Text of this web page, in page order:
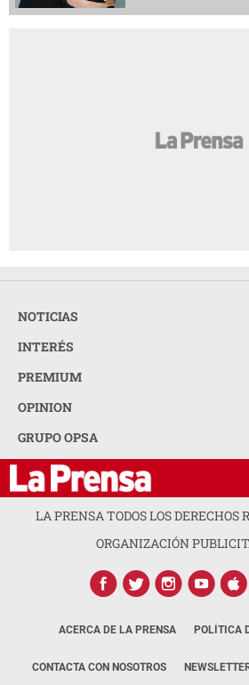
NOTICIAS
INTERÉS
PREMIUM
OPINION
GRUPO OPSA
LA PRENSA TODOS LOS DERECHOS
ORGANIZACIÓN
ACERCA DE LA PRENSA POLÍTICA
CONTACTA CON NOSOTROS